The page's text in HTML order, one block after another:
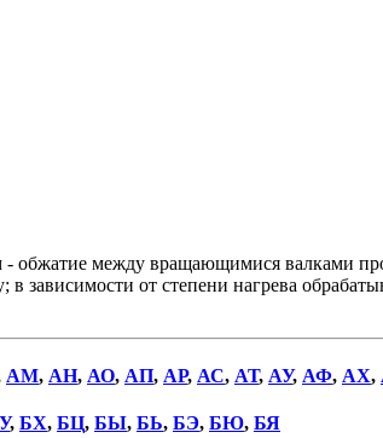
между вращающимися валками
зависимости от степени нагрева
АМ, АН, АО, АП, АР, АС, АТ, АУ, АФ, АХ,
, БХ, БЦ, БЫ, БЬ, БЭ, БЮ, БЯ